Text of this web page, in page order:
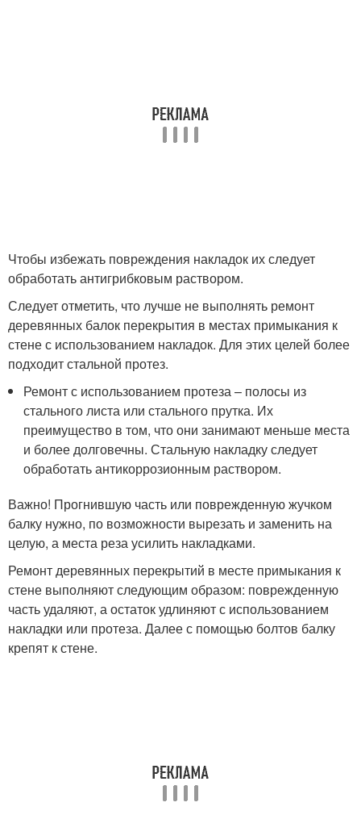
Чтобы избежать повреждения накладок их следует
обработать антигрибковым раствором.
Следует отметить, что лучше не выполнять ремонт
деревянных балок перекрытия в местах примыкания к
стене с использованием накладок. Для этих целей более
подходит стальной протез.
Ремонт с использованием протеза – полосы из
стального листа или стального прутка. Их
преимущество в том, что они занимают меньше места
и более долговечны. Стальную накладку следует
обработать антикоррозионным раствором.
Важно! Прогнившую часть или поврежденную жучком
балку нужно, по возможности вырезать и заменить на
целую, а места реза усилить накладками.
Ремонт деревянных перекрытий в месте примыкания к
стене выполняют следующим образом: поврежденную
часть удаляют, а остаток удлиняют с использованием
накладки или протеза. Далее с помощью болтов балку
крепят к стене.